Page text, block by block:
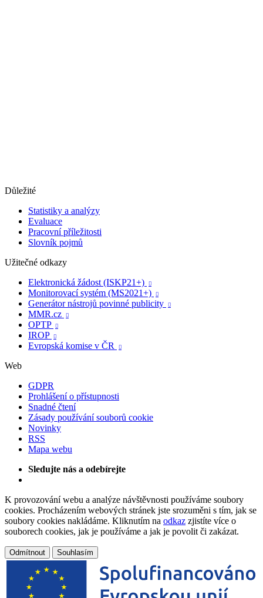
Důležité
Statistiky a analýzy
Evaluace
Pracovní příležitosti
Slovník pojmů
Užitečné odkazy
Elektronická žádost (ISKP21+)

Monitorovací systém (MS2021+) 
Generátor nástrojů povinné publicity 
MMR.cz 
OPTP 
IROP 
Evropská komise v ČR 
Web
GDPR
Prohlášení o přístupnosti
Snadné čtení
Zásady používání souborů cookie
Novinky
RSS
Mapa webu
Sledujte nás a odebírejte
K provozování webu a analýze návštěvnosti používáme soubory
cookies. Procházením webových stránek jste srozuměni s tím, jak se
soubory cookies nakládáme. Kliknutím na odkaz zjistíte více o
souborech cookies, jak je používáme a jak je povolit či zakázat.
Odmítnout Souhlasím